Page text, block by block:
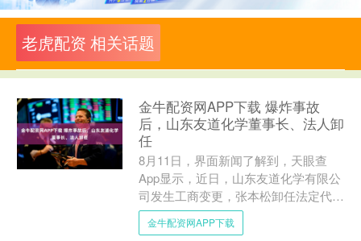
老虎配资 相关话题
金牛配资网APP下载 爆炸事故
后，山东友道化学董事长、法人卸
任
8月11日，界面新闻了解到，天眼查
App显示，近日，山东友道化学有限公
司发生工商变更，张本松卸任法定代表
人、董事长，由尚先鹏接任，同时部分
主要人员发生变更。 据....
金牛配资网APP下载